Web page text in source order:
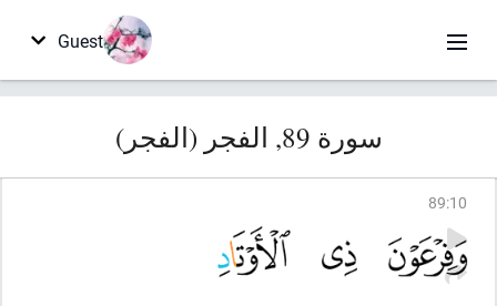
Guest
سورة 89, الفجر (الفجر)
89:10